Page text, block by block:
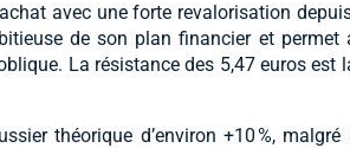
avec une forte revalorisation
de son plan financier et permet
La résistance des 5,47 euros est
théorique d’environ +10 %, malgré